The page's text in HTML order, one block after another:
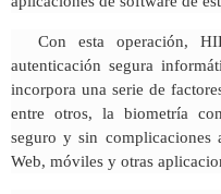
Con esta operación,
autenticación segura
incorpora una serie de
entre otros, la biometría
seguro y sin complicaciones
Web, móviles y otras